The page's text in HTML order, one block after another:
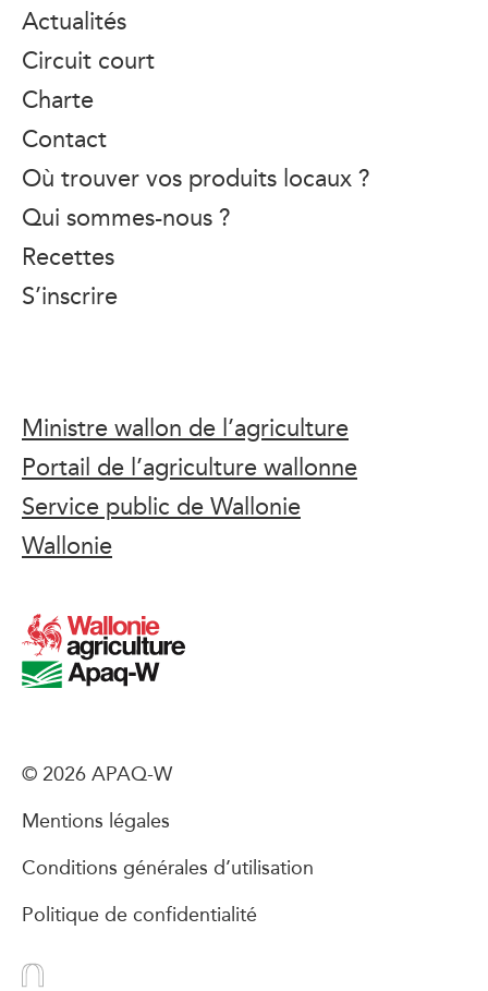
Actualités
Circuit court
Charte
Contact
Où trouver vos produits locaux ?
Qui sommes-nous ?
Recettes
S’inscrire
Ministre wallon de l’agriculture
Portail de l’agriculture wallonne
Service public de Wallonie
Wallonie
© 2026 APAQ-W
Mentions légales
Conditions générales d’utilisation
Politique de confidentialité